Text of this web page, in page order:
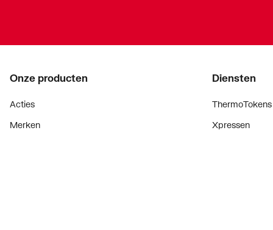
Onze producten
Acties
Merken
Diensten
ThermoTokens
Xpressen